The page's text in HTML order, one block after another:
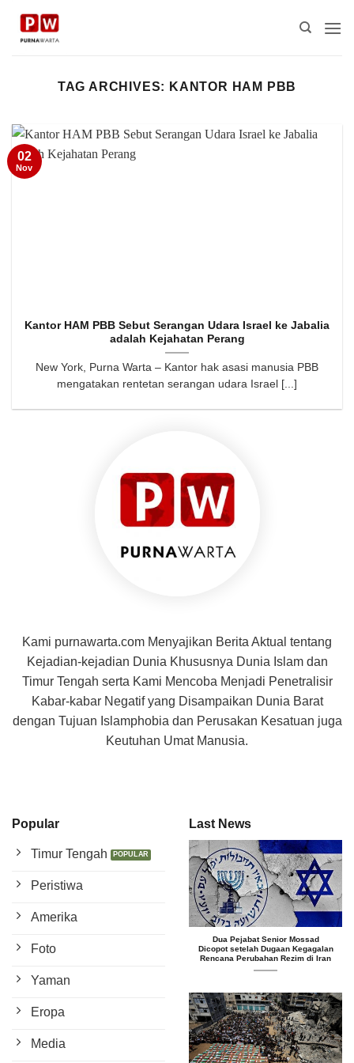
TAG ARCHIVES: KANTOR HAM PBB
Kantor HAM PBB Sebut Serangan Udara Israel ke Jabalia
adalah Kejahatan Perang
New York, Purna Warta – Kantor hak asasi manusia PBB
mengatakan rentetan serangan udara Israel [...]
02
Nov
Kami purnawarta.com Menyajikan Berita Aktual tentang
Kejadian-kejadian Dunia Khususnya Dunia Islam dan
Timur Tengah serta Kami Mencoba Menjadi Penetralisir
Kabar-kabar Negatif yang Disampaikan Dunia Barat
dengan Tujuan Islamphobia dan Perusakan Kesatuan juga
Keutuhan Umat Manusia.
Popular
Timur Tengah
Peristiwa
Amerika
Foto
Yaman
Eropa
Media
Last News
Dua Pejabat Senior Mossad
Dicopot setelah Dugaan Kegagalan
Rencana Perubahan Rezim di Iran